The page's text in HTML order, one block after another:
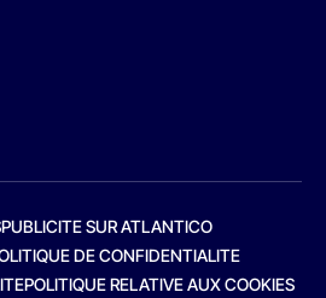
PUBLICITE SUR ATLANTICO
DE CONFIDENTIALITE
POLITIQUE RELATIVE AUX COOKIES